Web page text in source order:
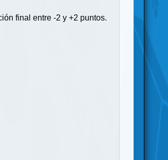
final entre -2 y +2 puntos.